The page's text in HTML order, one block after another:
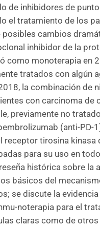
de inhibidores de
el tratamiento de los
posibles cambios
inhibidor de la
como monoterapia en
tratados con algún
la combinación de
con carcinoma de
previamente no
(anti-PD-
receptor tirosina
para su uso en
histórica sobre la
básicos del
se discute la
noterapia para el
claras como de